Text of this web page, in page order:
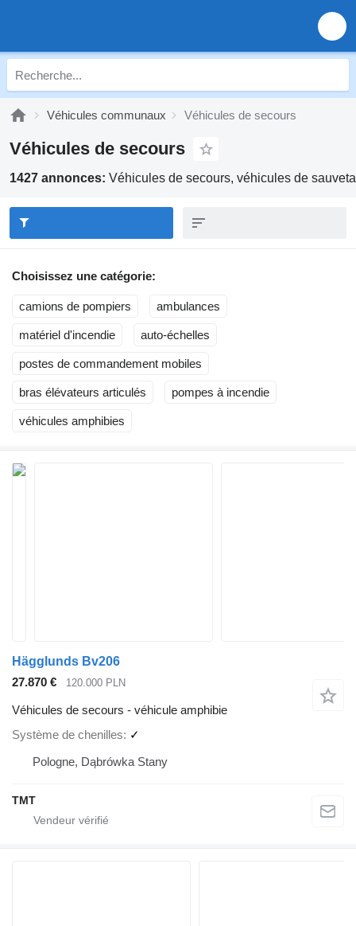
Véhicules communaux Véhicules de secours
Véhicules de secours
1427 annonces: Véhicules de secours, véhicules de
Choisissez une catégorie:
camions de pompiers ambulances
matériel d'incendie auto-échelles
postes de commandement mobiles
bras élévateurs articulés pompes à incendie
véhicules amphibies
Hägglunds Bv206
27.870 €
120.000 PLN
Véhicules de secours - véhicule amphibie
Système de chenilles
✓
Pologne, Dąbrówka Stany
TMT